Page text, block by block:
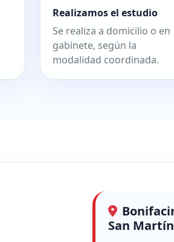
Realizamos el estudio
Se realiza a domicilio o en
gabinete, según la
modalidad coordinada.
San